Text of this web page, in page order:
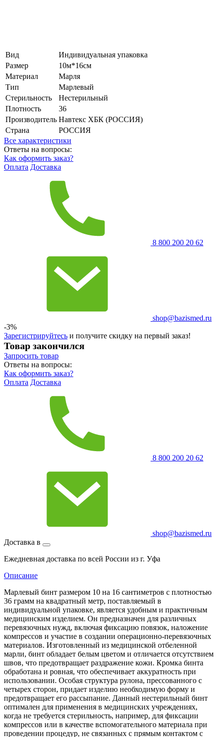
Вид
Индивидуальная упаковка
Размер
10м*16см
Материал
Марля
Тип
Марлевый
Стерильность
Нестерильный
Плотность
36
Производитель Навтекс ХБК (РОССИЯ)
Страна
РОССИЯ
Все характеристики
Ответы на вопросы:
Как оформить заказ?
Оплата Доставка
8 800 200 20 62
shop@bazismed.ru
-3%
Зарегистрируйтесь и получите скидку на первый заказ!
Товар закончился
Запросить товар
Ответы на вопросы:
Как оформить заказ?
Оплата Доставка
8 800 200 20 62
shop@bazismed.ru
Доставка в
Ежедневная доставка по всей России из г. Уфа
Описание
Марлевый бинт размером 10 на 16 сантиметров с плотностью
36 грамм на квадратный метр, поставляемый в
индивидуальной упаковке, является удобным и практичным
медицинским изделием. Он предназначен для различных
перевязочных нужд, включая фиксацию повязок, наложение
компрессов и участие в создании операционно-перевязочных
материалов. Изготовленный из медицинской отбеленной
марли, бинт обладает белым цветом и отличается отсутствием
швов, что предотвращает раздражение кожи. Кромка бинта
обработана и ровная, что обеспечивает аккуратность при
использовании. Особая структура рулона, прессованного с
четырех сторон, придает изделию необходимую форму и
предотвращает его рассыпание. Данный нестерильный бинт
оптимален для применения в медицинских учреждениях,
когда не требуется стерильность, например, для фиксации
компрессов или в качестве вспомогательного материала при
проведении процедур, не связанных с прямым контактом с